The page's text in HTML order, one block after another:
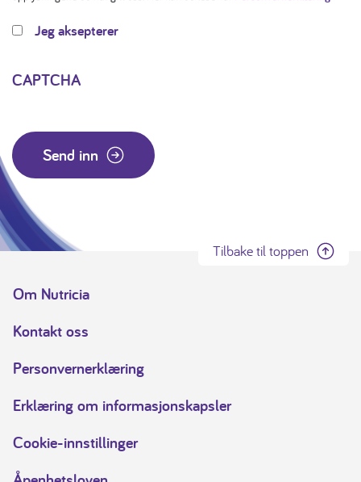
Jeg aksepterer
CAPTCHA
Send inn
Tilbake til toppen
Om Nutricia
Kontakt oss
Personvernerklæring
Erklæring om informasjonskapsler
Cookie-innstillinger